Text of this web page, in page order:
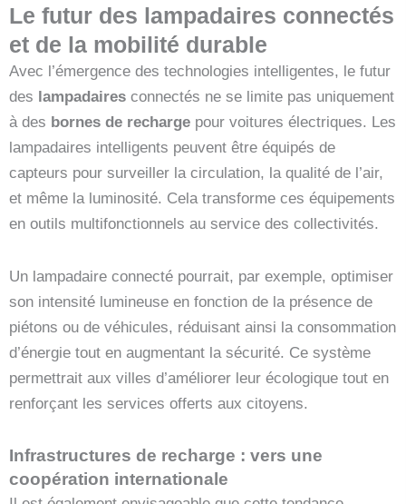
Le futur des lampadaires connectés
et de la mobilité durable
Avec l’émergence des technologies intelligentes, le futur
des lampadaires connectés ne se limite pas uniquement
à des bornes de recharge pour voitures électriques. Les
lampadaires intelligents peuvent être équipés de
capteurs pour surveiller la circulation, la qualité de l’air,
et même la luminosité. Cela transforme ces équipements
en outils multifonctionnels au service des collectivités.
Un lampadaire connecté pourrait, par exemple, optimiser
son intensité lumineuse en fonction de la présence de
piétons ou de véhicules, réduisant ainsi la consommation
d’énergie tout en augmentant la sécurité. Ce système
permettrait aux villes d’améliorer leur écologique tout en
renforçant les services offerts aux citoyens.
Infrastructures de recharge : vers une
coopération internationale